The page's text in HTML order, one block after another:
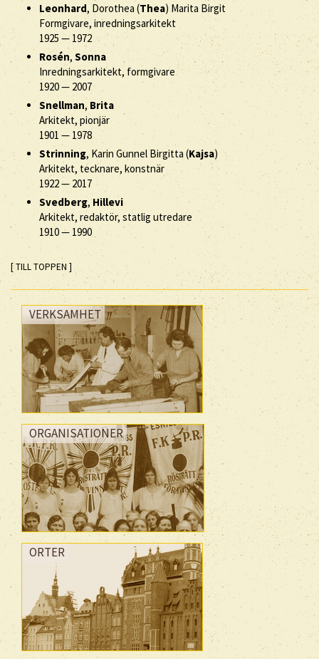
Leonhard, Dorothea (Thea) Marita Birgit
Formgivare, inredningsarkitekt
1925 — 1972
Rosén,Sonna
Inredningsarkitekt, formgivare
1920— 2007
Snellman, Brita
Arkitekt, pionjär
1901— 1978
Strinning, Karin Gunnel Birgitta (Kajsa)
Arkitekt, tecknare, konstnär
1922— 2017
Svedberg,Hillevi
Arkitekt, redaktör, statlig utredare
1910— 1990
[ TILL TOPPEN ]
VERKSAMHET
ORGANISATIONER
ORTER